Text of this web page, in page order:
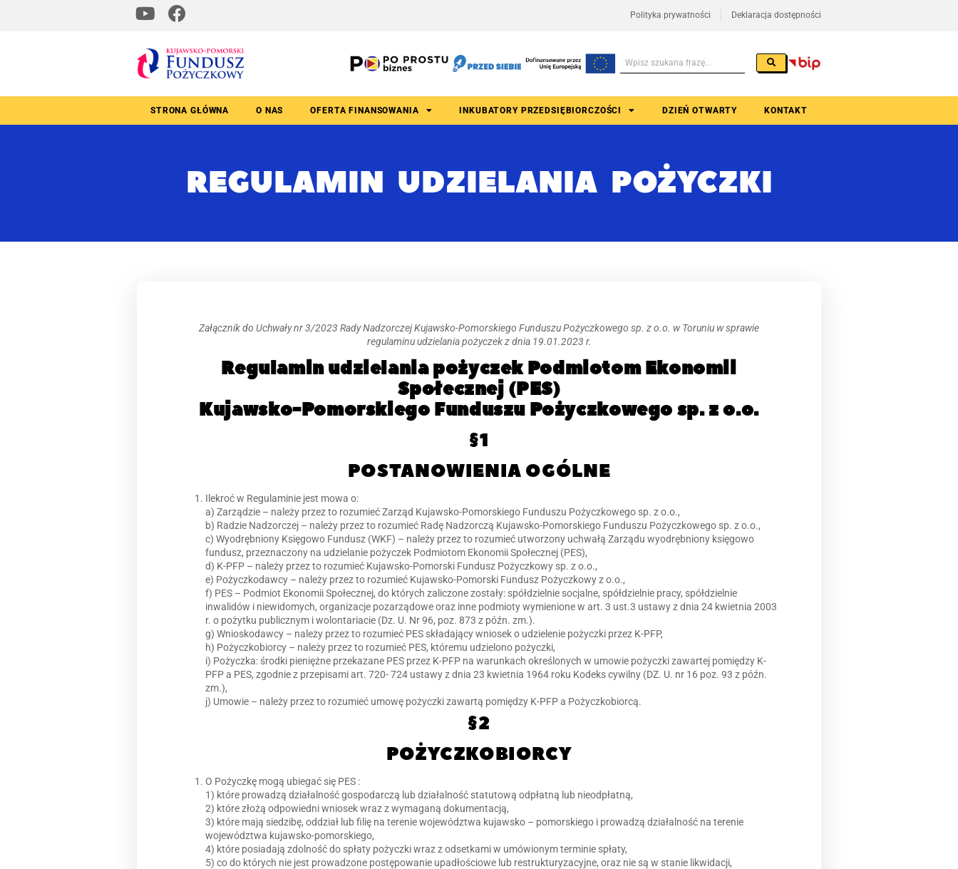
Polityka prywatności Deklaracja dostępności
STRONA GŁÓWNA O NAS OFERTA FINANSOWANIA INKUBATORY PRZEDSIĘBIORCZOŚCI DZIEŃ OTWARTY KONTAKT
REGULAMIN UDZIELANIA POŻYCZKI
Załącznik do Uchwały nr 3/2023 Rady Nadzorczej Kujawsko-Pomorskiego Funduszu Pożyczkowego sp. z o.o. w Toruniu w sprawie
regulaminu udzielania pożyczek z dnia 19.01.2023 r.
Regulamin udzielania pożyczek Podmiotom Ekonomii
Społecznej (PES)
Kujawsko-Pomorskiego Funduszu Pożyczkowego sp. z o.o.
§1
POSTANOWIENIA OGÓLNE
Ilekroć w Regulaminie jest mowa o:
a) Zarządzie – należy przez to rozumieć Zarząd Kujawsko-Pomorskiego Funduszu Pożyczkowego sp. z o.o.,
b) Radzie Nadzorczej – należy przez to rozumieć Radę Nadzorczą Kujawsko-Pomorskiego Funduszu Pożyczkowego sp. z o.o.,
c) Wyodrębniony Księgowo Fundusz (WKF) – należy przez to rozumieć utworzony uchwałą Zarządu wyodrębniony księgowo
fundusz, przeznaczony na udzielanie pożyczek Podmiotom Ekonomii Społecznej (PES),
d) K-PFP – należy przez to rozumieć Kujawsko-Pomorski Fundusz Pożyczkowy sp. z o.o.,
e) Pożyczkodawcy – należy przez to rozumieć Kujawsko-Pomorski Fundusz Pożyczkowy z o.o.,
f) PES – Podmiot Ekonomii Społecznej, do których zaliczone zostały: spółdzielnie socjalne, spółdzielnie pracy, spółdzielnie
inwalidów i niewidomych, organizacje pozarządowe oraz inne podmioty wymienione w art. 3 ust.3 ustawy z dnia 24 kwietnia 2003
r. o pożytku publicznym i wolontariacie (Dz. U. Nr 96, poz. 873 z późn. zm.).
g) Wnioskodawcy – należy przez to rozumieć PES składający wniosek o udzielenie pożyczki przez K-PFP,
h) Pożyczkobiorcy – należy przez to rozumieć PES, któremu udzielono pożyczki,
i) Pożyczka: środki pieniężne przekazane PES przez K-PFP na warunkach określonych w umowie pożyczki zawartej pomiędzy K-
PFP a PES, zgodnie z przepisami art. 720- 724 ustawy z dnia 23 kwietnia 1964 roku Kodeks cywilny (DZ. U. nr 16 poz. 93 z późn.
zm.),
j) Umowie – należy przez to rozumieć umowę pożyczki zawartą pomiędzy K-PFP a Pożyczkobiorcą.
§2
POŻYCZKOBIORCY
O Pożyczkę mogą ubiegać się PES :
1) które prowadzą działalność gospodarczą lub działalność statutową odpłatną lub nieodpłatną,
2) które złożą odpowiedni wniosek wraz z wymaganą dokumentacją,
3) które mają siedzibę, oddział lub filię na terenie województwa kujawsko – pomorskiego i prowadzą działalność na terenie
województwa kujawsko-pomorskiego,
4) które posiadają zdolność do spłaty pożyczki wraz z odsetkami w umówionym terminie spłaty,
5) co do których nie jest prowadzone postępowanie upadłościowe lub restrukturyzacyjne, oraz nie są w stanie likwidacji,